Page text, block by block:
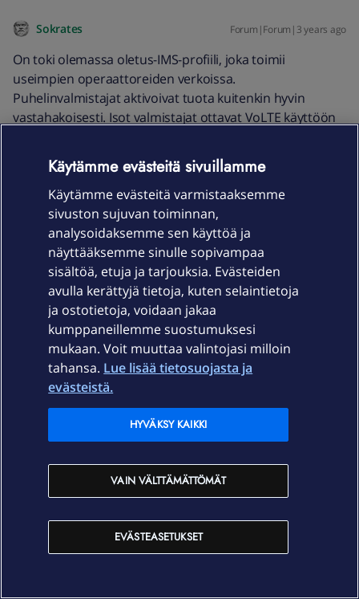
Sokrates Forum|Forum|3 years ago
On toki olemassa oletus-IMS-profiili, joka toimii
useimpien operaattoreiden verkoissa.
Puhelinvalmistajat aktivoivat tuota kuitenkin hyvin
vastahakoisesti. Isot valmistajat ottavat VoLTE käyttöön
pikkuvalmistajat voivat sitten aktivoida VoLTE:n ”omin
lupinensa”.
Sehän tässä todella kummastuttaakin , että sellaista
universaalia IMS-profiilia ei ole määrätty pakolliseksi
standardeissa. Piirikytkentäisten verkkojen osalta asia
käytännössä on juuri niin ja ei juurikaan ole mitään
yhteensopivuusongelmia eri operaattoreiden verkoissa.
Miksi ihmeessä ei ole toimittu samalla tavalla 4G- ja 5G-
puheluiden kanssa , vaan kukin operaattori hämmentää
soppaa eikä valmista tule???
Korttelikuitu VDSL
2 henkilöä tykkää tästä
tsalo Forum|Forum|3 years ago
Mikäli pääset valikkoon, varmista, ettäTietoja
Käytämme evästeitä sivuillamme
Käytämme evästeitä varmistaaksemme
sivuston sujuvan toiminnan,
analysoidaksemme sen käyttöä ja
näyttääksemme sinulle sopivampaa
sisältöä, etuja ja tarjouksia. Evästeiden
avulla kerättyjä tietoja, kuten selaintietoja
ja ostotietoja, voidaan jakaa
kumppaneillemme suostumuksesi
mukaan. Voit muuttaa valintojasi milloin
tahansa. Lue lisää tietosuojasta ja
evästeistä.
EVÄSTEASETUKSET
VAIN VÄLTTÄMÄTTÖMÄT
HYVÄKSY KAIKKI